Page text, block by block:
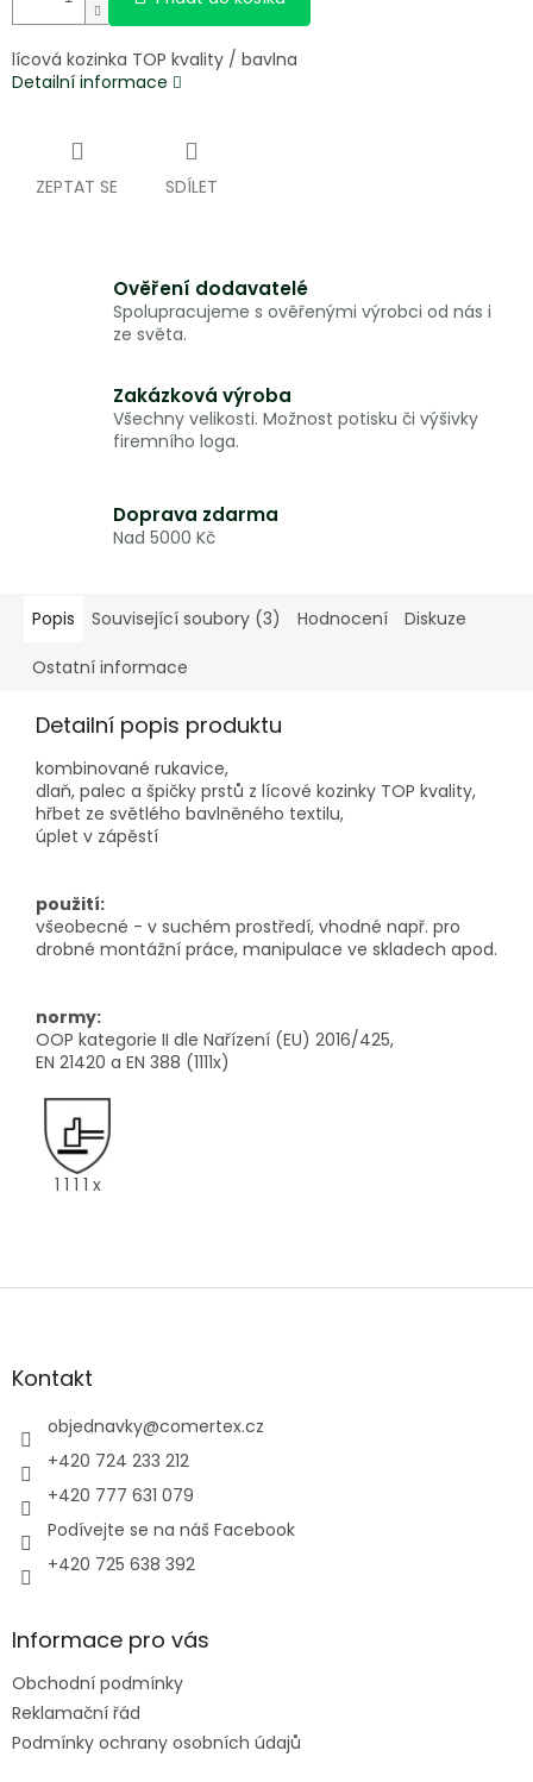
lícová kozinka TOP kvality / bavlna
Detailní informace
ZEPTAT SE SDÍLET
Ověření dodavatelé
Spolupracujeme s ověřenými výrobci od nás i
ze světa.
Zakázková výroba
Všechny velikosti. Možnost potisku či výšivky
firemního loga.
Doprava zdarma
Nad 5000 Kč
Popis Související soubory (3) Hodnocení Diskuze
Ostatní informace
Detailní popis produktu
kombinované rukavice,
dlaň, palec a špičky prstů z lícové kozinky TOP kvality,
hřbet ze světlého bavlněného textilu,
úplet v zápěstí
použití:
všeobecné - v suchém prostředí, vhodné např. pro
drobné montážní práce, manipulace ve skladech apod.
normy:
OOP kategorie II dle Nařízení (EU) 2016/425,
EN 21420 a EN 388 (1111x)
1 1 1 1 x
Z
aKontakt
objednavky@comertex.cz
+420 724 233 212
+420 777 631 079
Podívejte se na náš Facebook
+420 725 638 392
Informace pro vás
Obchodní podmínky
Reklamační řád
Podmínky ochrany osobních údajů